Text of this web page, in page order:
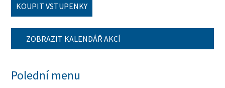
KOUPIT VSTUPENKY
ZOBRAZIT KALENDÁŘ AKCÍ
Polední menu